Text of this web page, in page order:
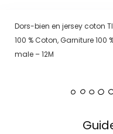
Dors-bien en jersey coton
100 % Coton, Garniture 100
male – 12M